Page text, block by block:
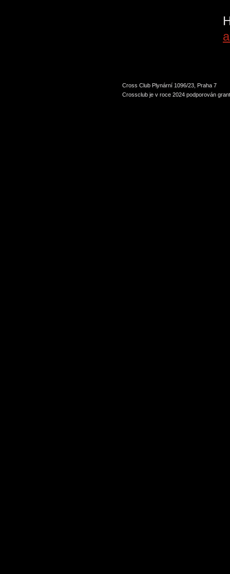
Cross Club Plynární 1096/23, Praha 7
Crossclub je v roce 2024 podporován